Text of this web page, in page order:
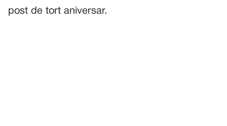
post de tort aniversar.